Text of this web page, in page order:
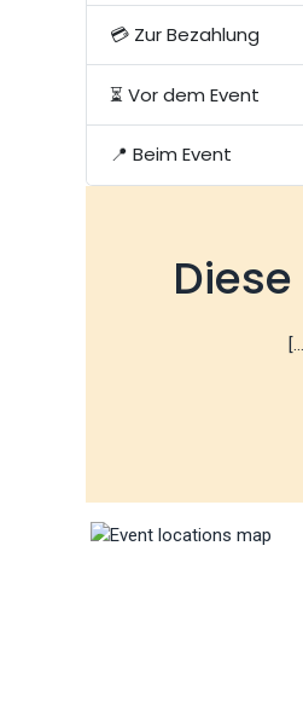
💳 Zur Bezahlung
⏳ Vor dem Event
📍 Beim Event